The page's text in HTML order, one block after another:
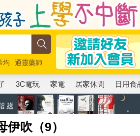
均
通靈藥師
3C電玩 家電 居家休閒 日用食
伊吹（9）